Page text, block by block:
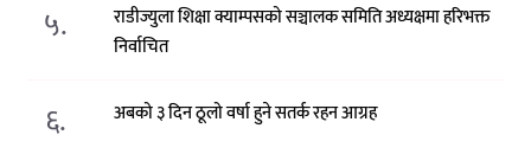
५.
राडीज्युला शिक्षा क्याम्पसको सञ्चालक समिति अध्यक्षमा हरिभक्त
निर्वाचित
६. अबको ३ दिन ठूलो वर्षा हुने सतर्क रहन आग्रह